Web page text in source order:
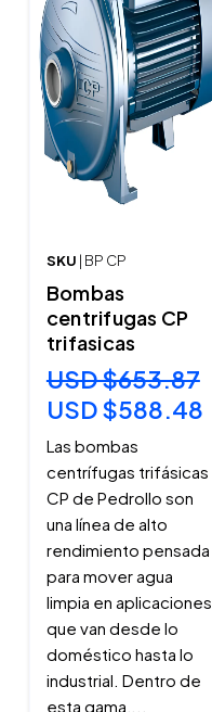
SKU | BP CP
Bombas
centrifugas CP
trifasicas
USD $653.87
USD $588.48
Las bombas
centrífugas trifásicas
CP de Pedrollo son
una línea de alto
rendimiento pensada
para mover agua
limpia en aplicaciones
que van desde lo
doméstico hasta lo
industrial. Dentro de
esta gama,...